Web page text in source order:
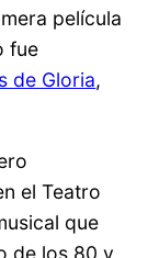
película
fue
de Gloria,
el Teatro
que
de los 80 y